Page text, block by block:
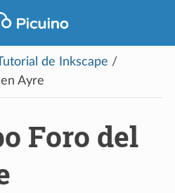
de Inkscape /
Ayre
Foro del